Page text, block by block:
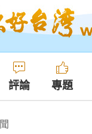
評論 專題